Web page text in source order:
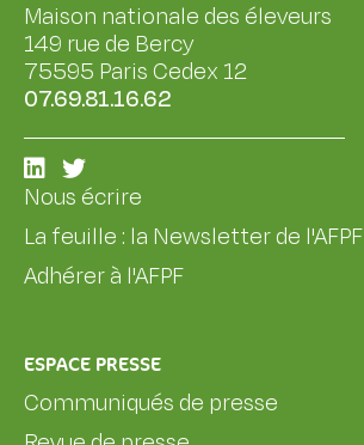
Maison nationale des éleveurs
149 rue de Bercy
75595 Paris Cedex 12
07.69.81.16.62
Nous écrire
La feuille : la Newsletter de l'AFPF
Adhérer à l'AFPF
ESPACE PRESSE
Communiqués de presse